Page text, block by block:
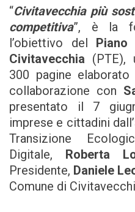
“Civitavecchia più
competitiva”, è la
l’obiettivo del
Civitavecchia (PTE),
300 pagine
collaborazione con
presentato il 7
imprese e cittadini
Transizione
Digitale, Roberta
Presidente, Daniele
Comune di